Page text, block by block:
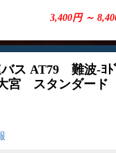
3,400円 ～
ス AT79 難波-ﾖﾄ
宮 スタンダード